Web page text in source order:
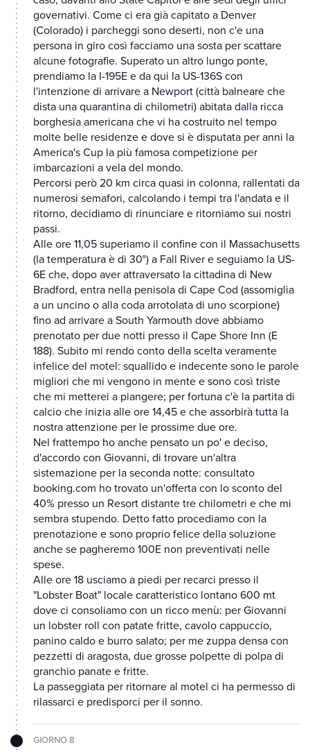
governativi. Come ci era già capitato a Denver
(Colorado) i parcheggi sono deserti, non c'e una
persona in giro così facciamo una sosta per scattare
alcune fotografie. Superato un altro lungo ponte,
prendiamo la I-195E e da qui la US-136S con
l'intenzione di arrivare a Newport (città balneare che
dista una quarantina di chilometri) abitata dalla ricca
borghesia americana che vi ha costruito nel tempo
molte belle residenze e dove si è disputata per anni la
America's Cup la più famosa competizione per
imbarcazioni a vela del mondo.
Percorsi però 20 km circa quasi in colonna, rallentati da
numerosi semafori, calcolando i tempi tra l'andata e il
ritorno, decidiamo di rinunciare e ritorniamo sui nostri
passi.
Alle ore 11,05 superiamo il confine con il Massachusetts
(la temperatura è di 30°) a Fall River e seguiamo la US-
6E che, dopo aver attraversato la cittadina di New
Bradford, entra nella penisola di Cape Cod (assomiglia
a un uncino o alla coda arrotolata di uno scorpione)
fino ad arrivare a South Yarmouth dove abbiamo
prenotato per due notti presso il Cape Shore Inn (E
188). Subito mi rendo conto della scelta veramente
infelice del motel: squallido e indecente sono le parole
migliori che mi vengono in mente e sono così triste
che mi metterei a piangere; per fortuna c'è la partita di
calcio che inizia alle ore 14,45 e che assorbirà tutta la
nostra attenzione per le prossime due ore.
Nel frattempo ho anche pensato un po' e deciso,
d'accordo con Giovanni, di trovare un'altra
sistemazione per la seconda notte: consultato
booking.com ho trovato un'offerta con lo sconto del
40% presso un Resort distante tre chilometri e che mi
sembra stupendo. Detto fatto procediamo con la
prenotazione e sono proprio felice della soluzione
anche se pagheremo 100E non preventivati nelle
spese.
Alle ore 18 usciamo a piedi per recarci presso il
"Lobster Boat" locale caratteristico lontano 600 mt
dove ci consoliamo con un ricco menù: per Giovanni
un lobster roll con patate fritte, cavolo cappuccio,
panino caldo e burro salato; per me zuppa densa con
pezzetti di aragosta, due grosse polpette di polpa di
granchio panate e fritte.
La passeggiata per ritornare al motel ci ha permesso di
rilassarci e predisporci per il sonno.
GIORNO 8